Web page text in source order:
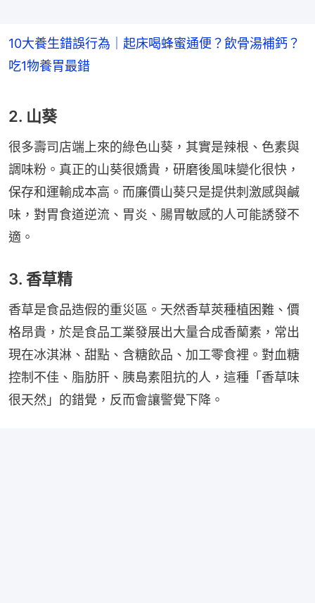
10大養生錯誤行為｜起床喝蜂蜜通便？飲骨湯補鈣？
吃1物養胃最錯
2. 山葵
很多壽司店端上來的綠色山葵，其實是辣根、色素與
調味粉。真正的山葵很嬌貴，研磨後風味變化很快，
保存和運輸成本高。而廉價山葵只是提供刺激感與鹹
味，對胃食道逆流、胃炎、腸胃敏感的人可能誘發不
適。
3. 香草精
香草是食品造假的重災區。天然香草莢種植困難、價
格昂貴，於是食品工業發展出大量合成香蘭素，常出
現在冰淇淋、甜點、含糖飲品、加工零食裡。對血糖
控制不佳、脂肪肝、胰島素阻抗的人，這種「香草味
很天然」的錯覺，反而會讓警覺下降。